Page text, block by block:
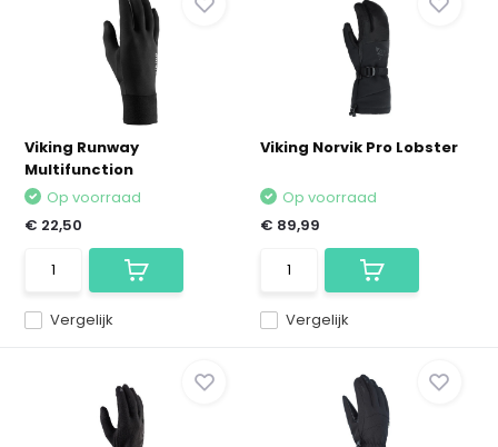
Viking Runway
Multifunction
Vergelijk
Op voorraad
€ 22,50
Viking Norvik Pro Lobster
Vergelijk
Op voorraad
€ 89,99